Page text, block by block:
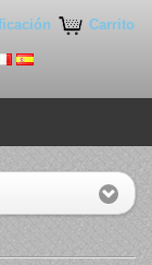
Carrito